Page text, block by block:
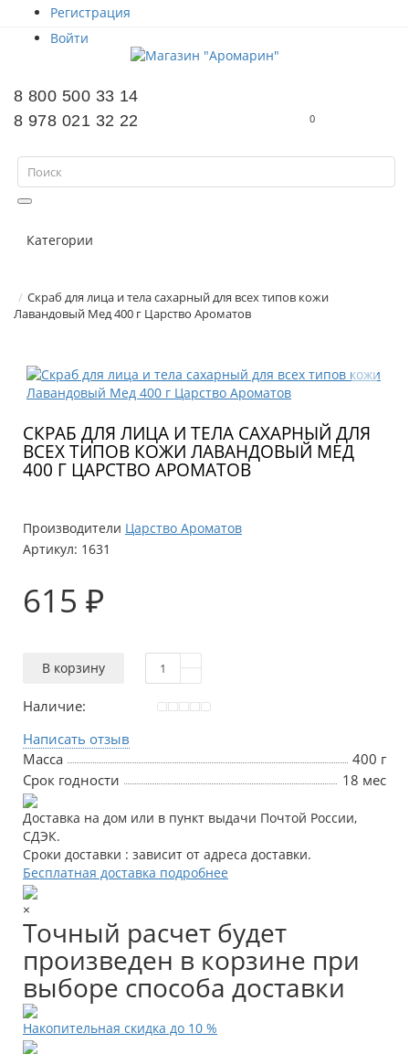
Регистрация
Войти
8 800 500 33 14
8 978 021 32 22
0
Категории
Скраб для лица и тела сахарный для всех типов кожи
Лавандовый Мед 400 г Царство Ароматов
СКРАБ ДЛЯ ЛИЦА И ТЕЛА САХАРНЫЙ ДЛЯ
ВСЕХ ТИПОВ КОЖИ ЛАВАНДОВЫЙ МЕД
400 Г ЦАРСТВО АРОМАТОВ
Производители Царство Ароматов
Артикул: 1631
615 ₽
В корзину
Наличие:
Написать отзыв
Масса
400 г
Срок годности
18 мес
Доставка на дом или в пункт выдачи Почтой России,
СДЭК.
Сроки доставки : зависит от адреса доставки.
Бесплатная доставка подробнее
×
Точный расчет будет
произведен в корзине при
выборе способа доставки
Накопительная скидка до 10 %